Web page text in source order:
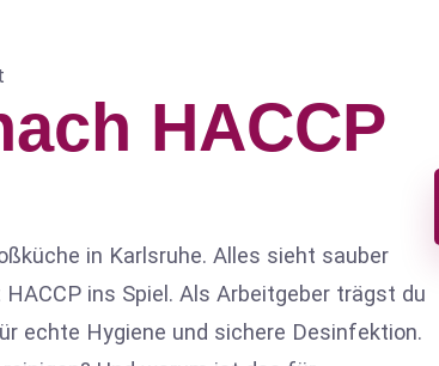
HACCP
in Karlsruhe. Alles sieht sauber
ins Spiel. Als Arbeitgeber trägst du
echte Hygiene und sichere Desinfektion.